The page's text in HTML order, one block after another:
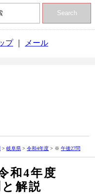
Search
プ｜ メール
> 岐阜県 > 令和4年度 > ※ 午後27問
和4年度
と解説